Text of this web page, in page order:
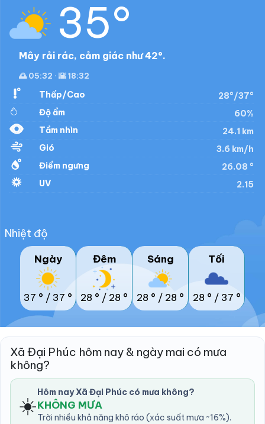
35°
Mây rải rác, cảm giác như 42°.
🌅 05:32 · 🌇 18:32
Thấp/Cao
28°/37°
Độ ẩm
60%
Tầm nhìn
24.1 km
Gió
3.6 km/h
Điểm ngưng
26.08 °
UV
2.15
Nhiệt độ
Ngày
37 ° / 37 °
Đêm
28 ° / 28 °
Sáng
28 ° / 28 °
Tối
28 ° / 37 °
Xã Đại Phúc hôm nay & ngày mai có mưa
không?
☀️ Hôm nay Xã Đại Phúc có mưa không?
KHÔNG MƯA
Trời nhiều khả năng khô ráo (xác suất mưa ~16%).